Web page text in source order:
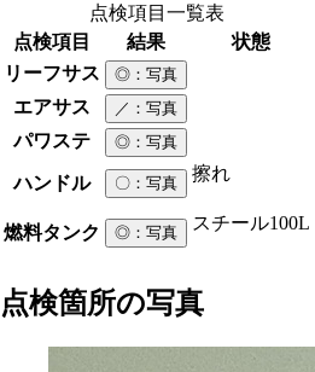
点検項目一覧表
点検項目
結果
状態
リーフサス
◎ ：写真
エアサス ／ ：写真
パワステ ◎ ：写真
ハンドル 〇 ：写真 擦れ
燃料タンク ◎ ：写真 スチール100L
点検箇所の写真